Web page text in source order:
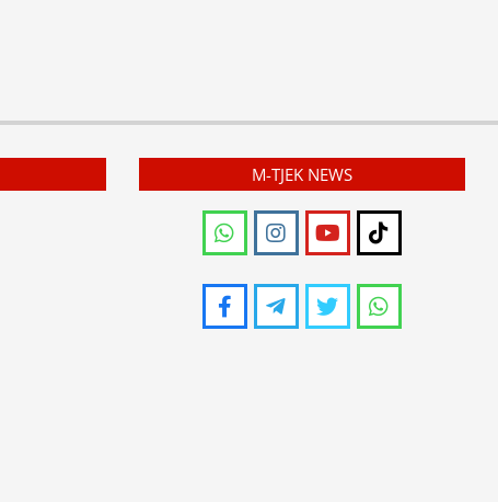
M-TJEK NEWS